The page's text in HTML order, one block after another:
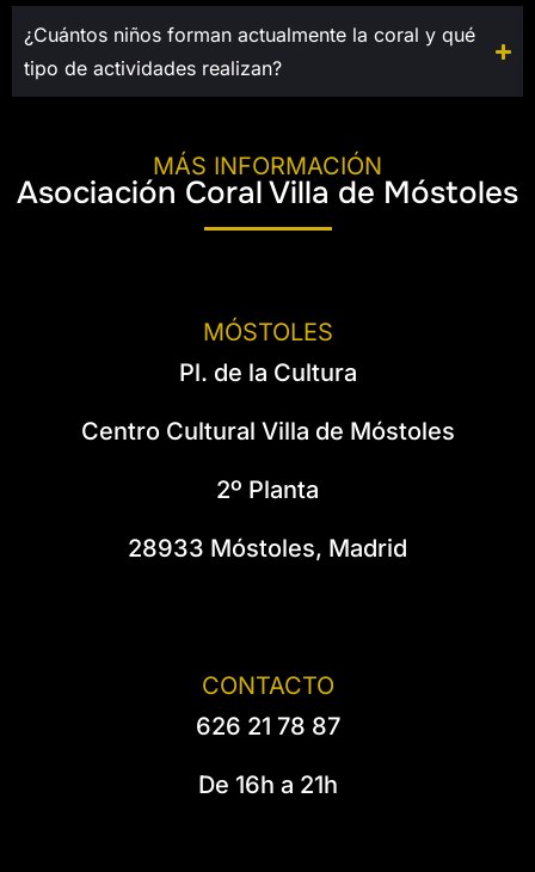
¿Cuántos niños forman actualmente la coral y qué
tipo de actividades realizan?
MÁS INFORMACIÓN
Asociación Coral Villa de Móstoles
MÓSTOLES
Pl. de la Cultura
Centro Cultural Villa de Móstoles
2º Planta
28933 Móstoles, Madrid
CONTACTO
626 21 78 87
De 16h a 21h